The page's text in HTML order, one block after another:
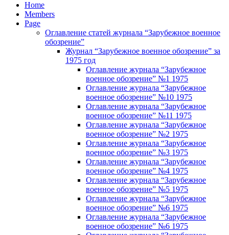
Home
Members
Page
Оглавление статей журнала “Зарубежное военное
обозрение”
Журнал “Зарубежное военное обозрение” за
1975 год
Оглавление журнала “Зарубежное
военное обозрение” №1 1975
Оглавление журнала “Зарубежное
военное обозрение” №10 1975
Оглавление журнала “Зарубежное
военное обозрение” №11 1975
Оглавление журнала “Зарубежное
военное обозрение” №2 1975
Оглавление журнала “Зарубежное
военное обозрение” №3 1975
Оглавление журнала “Зарубежное
военное обозрение” №4 1975
Оглавление журнала “Зарубежное
военное обозрение” №5 1975
Оглавление журнала “Зарубежное
военное обозрение” №6 1975
Оглавление журнала “Зарубежное
военное обозрение” №6 1975